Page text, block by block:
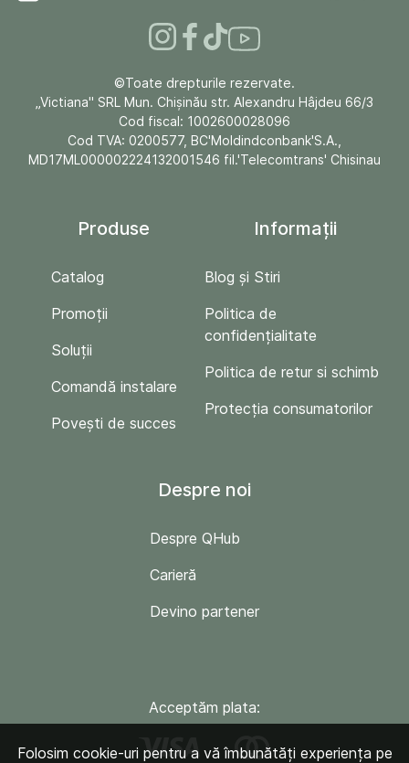
©Toate drepturile rezervate.
„Victiana" SRL Mun. Chişinău str. Alexandru Hâjdeu 66/3
Cod fiscal: 1002600028096
Cod TVA: 0200577, BC'Moldindconbank'S.A.,
MD17ML000002224132001546 fil.'Telecomtrans' Chisinau
Produse
Catalog
Promoții
Soluții
Comandă instalare
Povești de succes
Informații
Blog și Stiri
Politica de
confidențialitate
Politica de retur si schimb
Protecția consumatorilor
Despre noi
Despre QHub
Carieră
Devino partener
Acceptăm plata:
Folosim cookie-uri pentru a vă îmbunătăți experiența pe